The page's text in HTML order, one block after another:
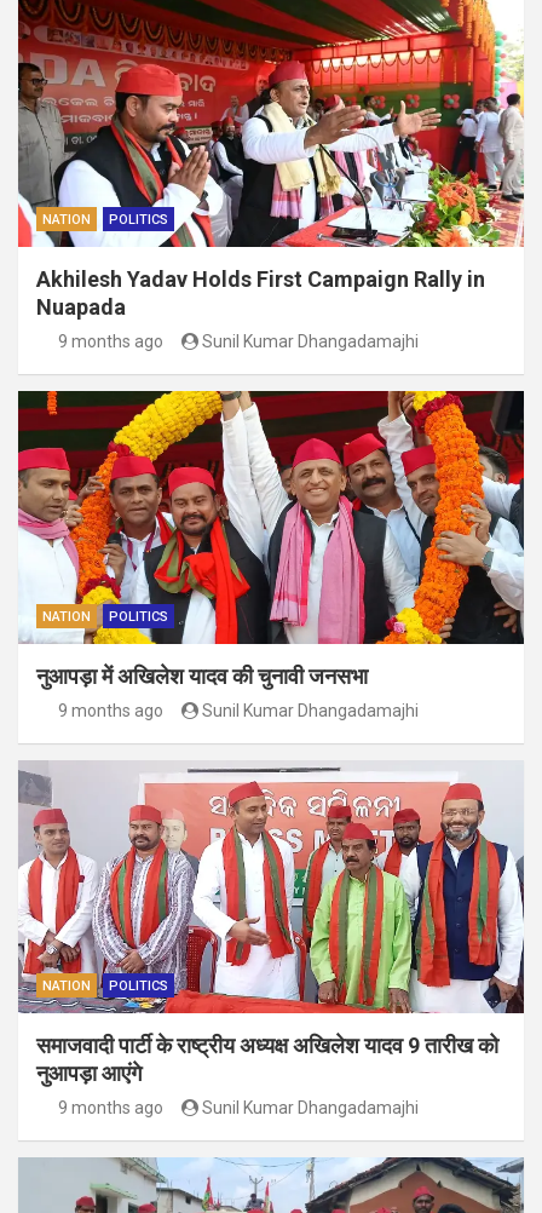
NATION POLITICS
Akhilesh Yadav Holds First Campaign Rally in
Nuapada
9 months ago Sunil Kumar Dhangadamajhi
NATION POLITICS
नुआपड़ा में अखिलेश यादव की चुनावी जनसभा
9 months ago Sunil Kumar Dhangadamajhi
NATION POLITICS
समाजवादी पार्टी के राष्ट्रीय अध्यक्ष अखिलेश यादव 9 तारीख को
नुआपड़ा आएंगे
9 months ago Sunil Kumar Dhangadamajhi